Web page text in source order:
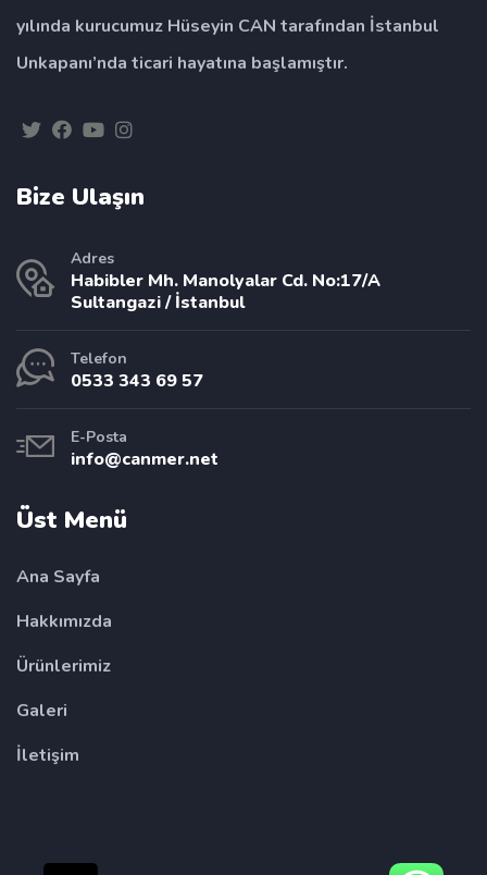
yılında kurucumuz Hüseyin CAN tarafından İstanbul
Unkapanı’nda ticari hayatına başlamıştır.
Bize Ulaşın
Adres
Habibler Mh. Manolyalar Cd. No:17/A
Sultangazi / İstanbul
Telefon
0533 343 69 57
E-Posta
info@canmer.net
Üst Menü
Ana Sayfa
Hakkımızda
Ürünlerimiz
Galeri
İletişim